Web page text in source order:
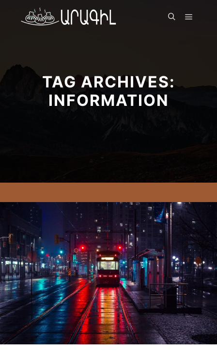
TAG ARCHIVES:
INFORMATION